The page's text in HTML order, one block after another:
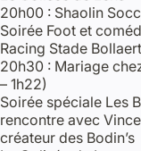
20h00 : Shaolin
Soirée Foot et
Racing Stade
20h30 : Mariage
– 1h22)
Soirée spéciale Les
rencontre avec
créateur des Bodin’s